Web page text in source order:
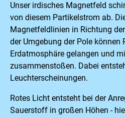
Unser irdisches Magnetfeld
von diesem Partikelstrom ab.
Magnetfeldlinien in Richtung
der Umgebung der Pole können
Erdatmosphäre gelangen und
zusammenstoßen. Dabei
Leuchterscheinungen.
Rotes Licht entsteht bei der
Sauerstoff in großen Höhen -